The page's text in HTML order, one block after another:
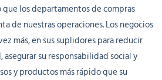
los departamentos de compras
de nuestras operaciones. Los negocios
más, en sus suplidores para reducir
asegurar su responsabilidad social y
y productos más rápido que su